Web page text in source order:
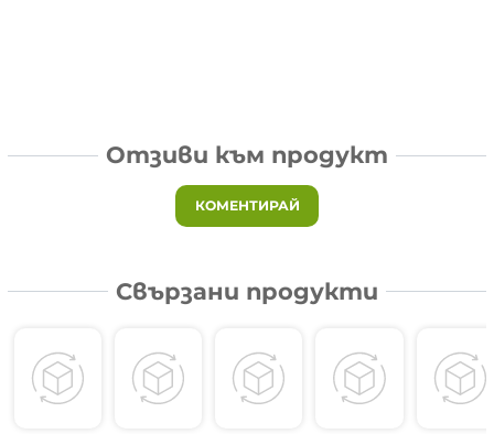
Отзиви към продукт
КОМЕНТИРАЙ
Свързани продукти